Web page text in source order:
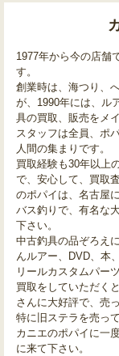
1977年から今の店舗
す。
創業時は、海つり、
が、1990年には、ル
具の買取、販売をメ
スタッフは全員、ポ
人間の集まりです。
買取経験も30年以上
で、安心して、買取
のポパイは、名古屋
バス釣りで、有名な
下さい。
中古釣具の品ぞろえ
んルアー、DVD、本
リールカスタムパー
買取をしていただく
さんに大好評で、売
特に旧ステラを売っ
カニエのポパイに一
に来て下さい。